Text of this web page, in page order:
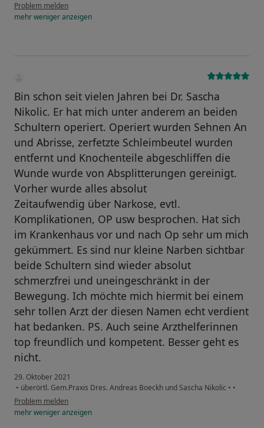
Problem melden
mehrwenigeranzeigen
Bin schon seit vielen Jahren bei Dr. Sascha
Nikolic. Er hat mich unter anderem an beiden
Schultern operiert. Operiert wurden Sehnen An
und Abrisse, zerfetzte Schleimbeutel wurden
entfernt und Knochenteile abgeschliffen die
Wunde wurde von Absplitterungen gereinigt.
Vorher wurde alles absolut
Zeitaufwendig über Narkose, evtl.
Komplikationen, OP usw besprochen. Hat sich
im Krankenhaus vor und nach Op sehr um mich
gekümmert. Es sind nur kleine Narben sichtbar
beide Schultern sind wieder absolut
schmerzfrei und uneingeschränkt in der
Bewegung. Ich möchte mich hiermit bei einem
sehr tollen Arzt der diesen Namen echt verdient
hat bedanken. PS. Auch seine Arzthelferinnen
top freundlich und kompetent. Besser geht es
nicht.
29. Oktober 2021
• überörtl. Gem.Praxis Dres. Andreas Boeckh und Sascha Nikolic • •
Problem melden
mehrwenigeranzeigen